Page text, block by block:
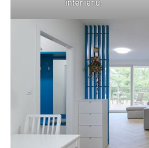
interiéru.